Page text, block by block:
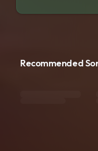
Recommended